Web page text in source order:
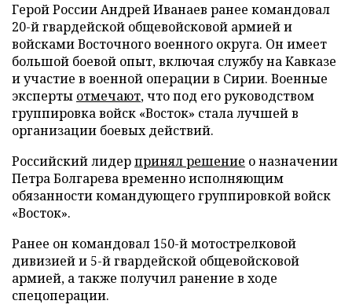
Герой России Андрей Иванаев ранее командовал
20-й гвардейской общевойсковой армией и
войсками Восточного военного округа. Он имеет
большой боевой опыт, включая службу на Кавказе
и участие в военной операции в Сирии. Военные
эксперты отмечают, что под его руководством
группировка войск «Восток» стала лучшей в
организации боевых действий.
Российский лидерпринял решение о назначении
Петра Болгарева временно исполняющим
обязанности командующего группировкой войск
«Восток».
Ранее он командовал 150-й мотострелковой
дивизией и 5-й гвардейской общевойсковой
армией, а также получил ранение в ходе
спецоперации.